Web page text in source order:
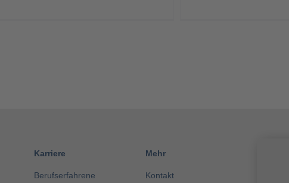
Karriere
Berufserfahrene
Mehr
Kontakt